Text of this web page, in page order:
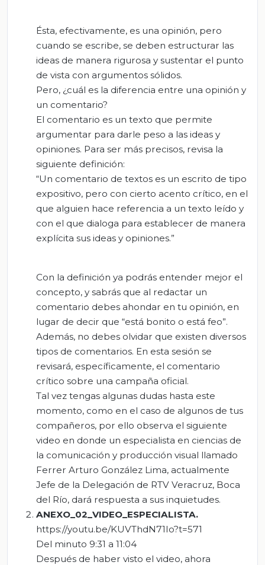
Ésta, efectivamente, es una opinión, pero
cuando se escribe, se deben estructurar las
ideas de manera rigurosa y sustentar el punto
de vista con argumentos sólidos.
Pero, ¿cuál es la diferencia entre una opinión y
un comentario?
El comentario es un texto que permite
argumentar para darle peso a las ideas y
opiniones. Para ser más precisos, revisa la
siguiente definición:
“Un comentario de textos es un escrito de tipo
expositivo, pero con cierto acento crítico, en el
que alguien hace referencia a un texto leído y
con el que dialoga para establecer de manera
explícita sus ideas y opiniones.”
Con la definición ya podrás entender mejor el
concepto, y sabrás que al redactar un
comentario debes ahondar en tu opinión, en
lugar de decir que “está bonito o está feo”.
Además, no debes olvidar que existen diversos
tipos de comentarios. En esta sesión se
revisará, específicamente, el comentario
crítico sobre una campaña oficial.
Tal vez tengas algunas dudas hasta este
momento, como en el caso de algunos de tus
compañeros, por ello observa el siguiente
video en donde un especialista en ciencias de
la comunicación y producción visual llamado
Ferrer Arturo González Lima, actualmente
Jefe de la Delegación de RTV Veracruz, Boca
del Río, dará respuesta a sus inquietudes.
ANEXO_02_VIDEO_ESPECIALISTA.
https://youtu.be/KUVThdN71Io?t=571
Del minuto 9:31 a 11:04
Después de haber visto el video, ahora